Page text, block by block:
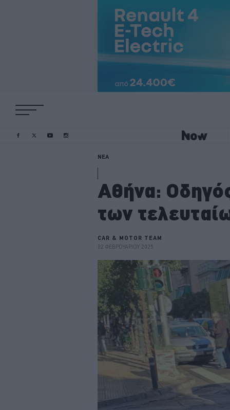
ΝΕΑ
Αθήνα:
των
CAR & MOTOR TEAM
02 ΦΕΒΡΟΥΑΡΙΟΥ 2025